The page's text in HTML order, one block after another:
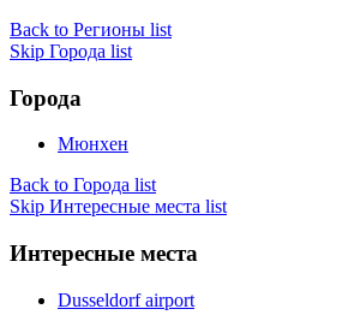
Back to Регионы list
Skip Города list
Города
Мюнхен
Back to Города list
Skip Интересные места list
Интересные места
Dusseldorf airport